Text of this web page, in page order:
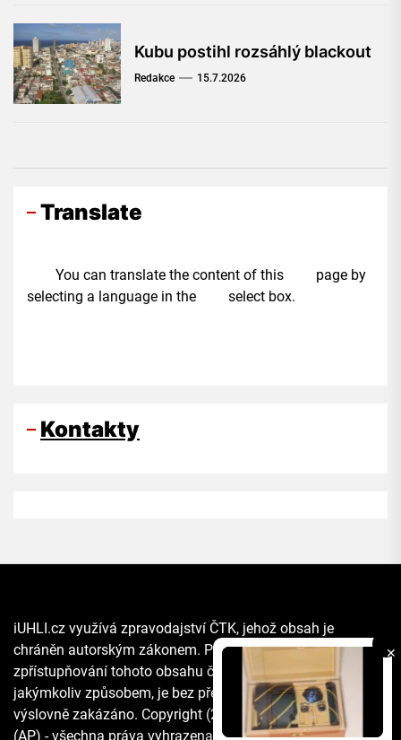
Kubu postihl rozsáhlý blackout
Redakce 15.7.2026
Translate
You can translate the content of this page by
selecting a language in the select box.
Kontakty
✕
iUHLI.cz využívá zpravodajství ČTK, jehož obsah je
chráněn autorským zákonem. Přepis, šíření či další
zpřístupňování tohoto obsahu či jeho části veřejnosti, a to
jakýmkoliv způsobem, je bez předchozího souhlasu ČTK
výslovně zakázáno. Copyright (2021) The Associated Press
(AP) - všechna práva vyhrazena. Materiály agentury AP